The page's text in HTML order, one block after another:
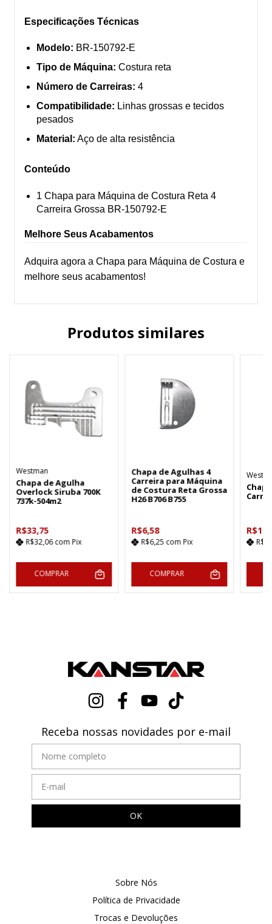
Especificações Técnicas
Modelo: BR-150792-E
Tipo de Máquina: Costura reta
Número de Carreiras: 4
Compatibilidade: Linhas grossas e tecidos
pesados
Material: Aço de alta resistência
Conteúdo
1 Chapa para Máquina de Costura Reta 4
Carreira Grossa BR-150792-E
Melhore Seus Acabamentos
Adquira agora a Chapa para Máquina de Costura e
melhore seus acabamentos!
Produtos similares
Westman
Chapa de Agulha
Overlock Siruba 700K
737k-504m2
R$33,75
R$32,06com Pix
COMPRAR
Chapa de Agulhas 4
Carreira para Máquina
de Costura Reta Grossa
H26 B706 B755
R$6,58
R$6,25 com Pix
COMPRAR
Receba nossas novidades por e-mail
Sobre Nós
Política de Privacidade
Trocas e Devoluções